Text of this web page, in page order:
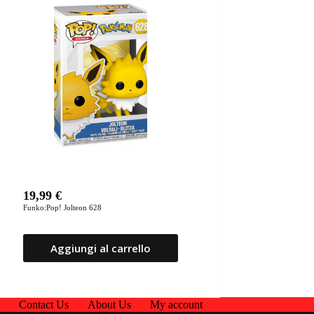
Funko:Pop! Jolteon 628
19,99€
Aggiungi al carrello
Contact Us About Us My account